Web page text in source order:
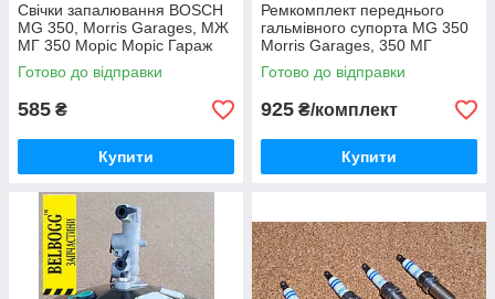
Свічки запалювання BOSCH
MG 350, Morris Garages, МЖ
МГ 350 Моріс Моріс Гараж
Готово до відправки
585 ₴
Купити
Ремкомплект переднього
гальмівного супорта MG 350
Morris Garages, 350 МГ
Моріс Моріс Гараж
Готово до відправки
925 ₴/комплект
Купити